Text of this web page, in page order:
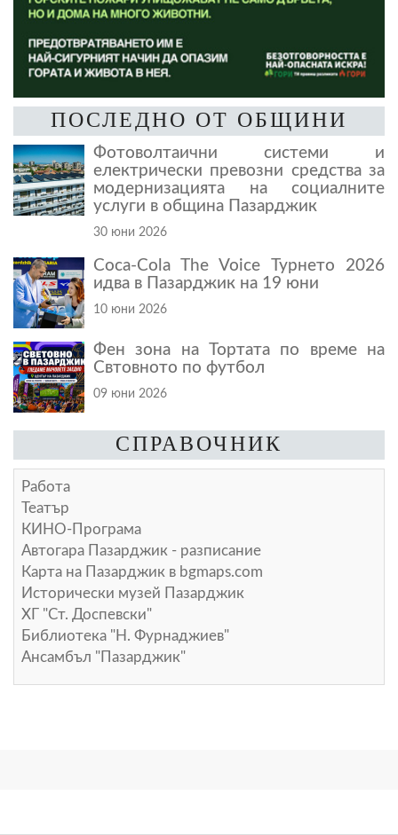
ПОСЛЕДНО ОТ ОБЩИНИ
Фотоволтаични системи и
електрически превозни средства за
модернизацията на социалните
услуги в община Пазарджик
30 юни 2026
Coca-Cola The Voice Турнето 2026
идва в Пазарджик на 19 юни
10 юни 2026
Фен зона на Тортата по време на
Свтовното по футбол
09 юни 2026
СПРАВОЧНИК
Работа
Театър
КИНО-Програма
Автогара Пазарджик - разписание
Карта на Пазарджик в bgmaps.com
Исторически музей Пазарджик
ХГ "Ст. Доспевски"
Библиотека "Н. Фурнаджиев"
Ансамбъл "Пазарджик"